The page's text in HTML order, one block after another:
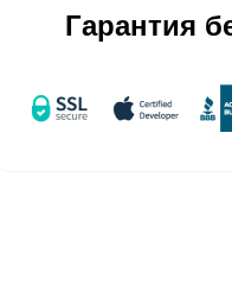
Гарантия